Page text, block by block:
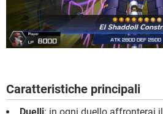
Caratteristiche principali